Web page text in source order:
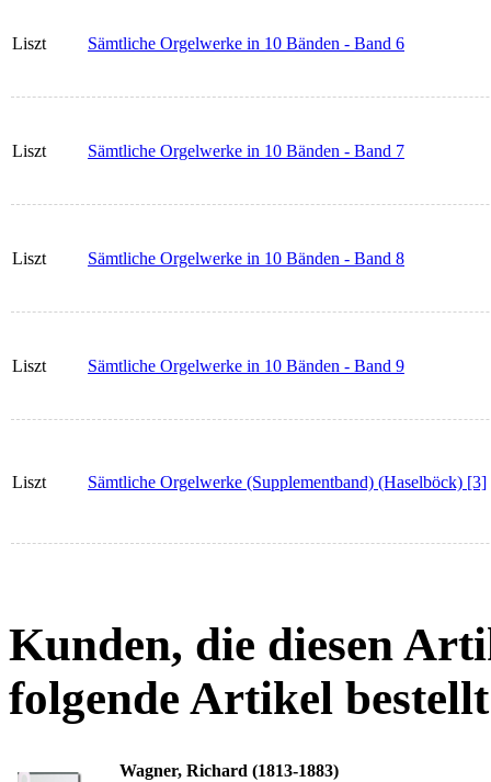
Liszt Sämtliche Orgelwerke in 10 Bänden - Band 6
Liszt Sämtliche Orgelwerke in 10 Bänden - Band 7
Liszt Sämtliche Orgelwerke in 10 Bänden - Band 8
Liszt Sämtliche Orgelwerke in 10 Bänden - Band 9
Liszt Sämtliche Orgelwerke (Supplementband) (Haselböck) [3]
Kunden, die diesen
folgende Artikel
Wagner, Richard (1813-1883)